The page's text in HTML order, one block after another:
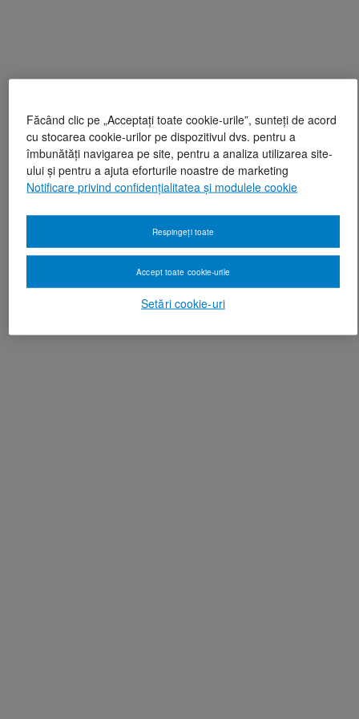
Făcând clic pe „Acceptați toate cookie-urile”, sunteți de acord
cu stocarea cookie-urilor pe dispozitivul dvs. pentru a
îmbunătăți navigarea pe site, pentru a analiza utilizarea site-
ului și pentru a ajuta eforturile noastre de marketing
Notificare privind confidențialitatea și modulele cookie
Setări cookie-uri
Respingeți toate
Accept toate cookie-urile